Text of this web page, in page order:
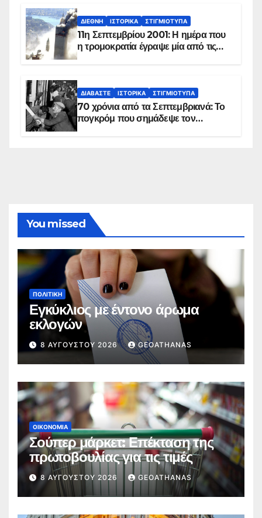
ΔΙΕΘΝΉ ΙΣΤΟΡΙΚΆ ΣΤΙΓΜΙΌΤΥΠΑ
11η Σεπτεμβρίου 2001: Η ημέρα που
η τρομοκρατία έγραψε μία από τις
ΔΙΑΒΆΣΤΕ ΙΣΤΟΡΙΚΆ ΣΤΙΓΜΙΌΤΥΠΑ
70 χρόνια από τα Σεπτεμβριανά: Το
πογκρόμ που σημάδεψε τον
You missed
ΠΟΛΙΤΙΚΉ
Εγκύκλιος με έντονο άρωμα
εκλογών
8 ΑΥΓΟΎΣΤΟΥ 2026 GEOATHANAS
ΟΙΚΟΝΟΜΊΑ
Σούπερ μάρκετ: Επέκταση της
πρωτοβουλίας για τις τιμές
8 ΑΥΓΟΎΣΤΟΥ 2026 GEOATHANAS